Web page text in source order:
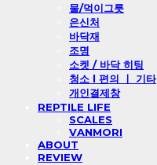
물/먹이그릇
은신처
바닥재
조명
소켓 / 바닥 히팅
청소 l 편의 ㅣ 기타
개인결제창
REPTILE LIFE
SCALES
VANMORI
ABOUT
REVIEW